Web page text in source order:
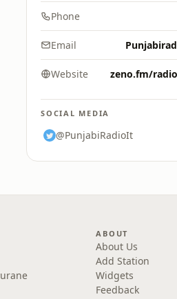
Phone
Email
Website zeno.fm/
SOCIAL MEDIA
@PunjabiRadioIt
ABOUT
About Us
Add Station
Widgets
Feedback